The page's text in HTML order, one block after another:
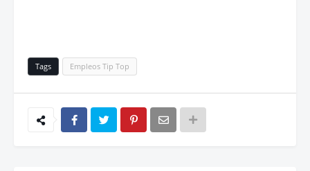
Tags Empleos Tip Top